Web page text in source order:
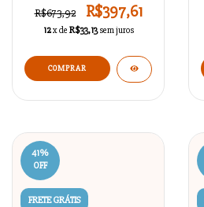
R$673,92 R$397,61
12x de R$33,13 sem juros
41%
OFF
FRETE GRÁTIS